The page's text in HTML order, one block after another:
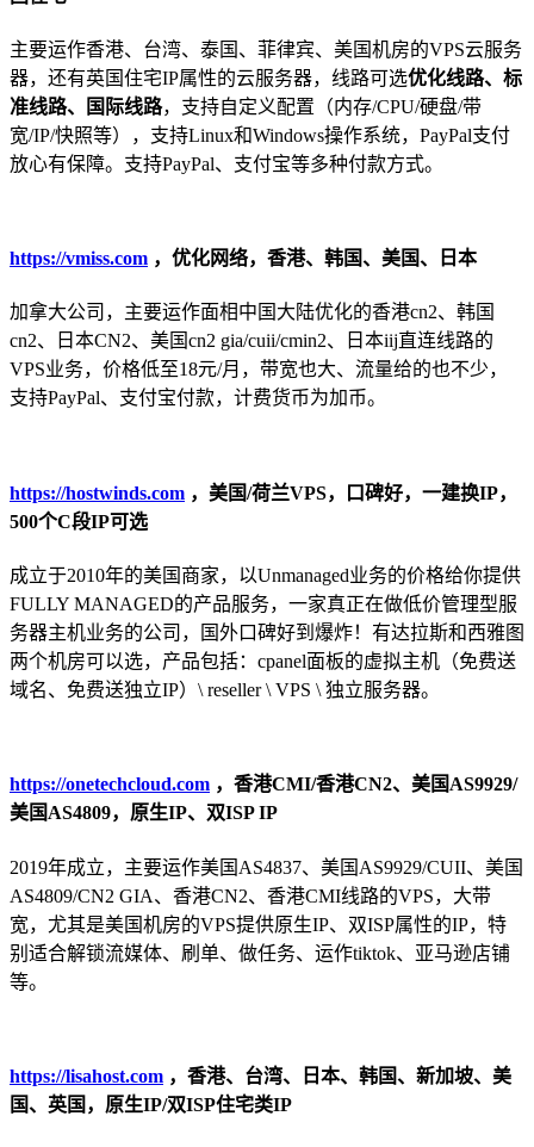
主要运作香港、台湾、泰国、菲律宾、美国机房的VPS云服务
器，还有英国住宅IP属性的云服务器，线路可选优化线路、标
准线路、国际线路，支持自定义配置（内存/CPU/硬盘/带
宽/IP/快照等），支持Linux和Windows操作系统，PayPal支付
放心有保障。支持PayPal、支付宝等多种付款方式。
https://vmiss.com ，优化网络，香港、韩国、美国、日本
加拿大公司，主要运作面相中国大陆优化的香港cn2、韩国
cn2、日本CN2、美国cn2 gia/cuii/cmin2、日本iij直连线路的
VPS业务，价格低至18元/月，带宽也大、流量给的也不少，
支持PayPal、支付宝付款，计费货币为加币。
https://hostwinds.com ，美国/荷兰VPS，口碑好，一建换IP，
500个C段IP可选
成立于2010年的美国商家，以Unmanaged业务的价格给你提供
FULLY MANAGED的产品服务，一家真正在做低价管理型服
务器主机业务的公司，国外口碑好到爆炸！有达拉斯和西雅图
两个机房可以选，产品包括：cpanel面板的虚拟主机（免费送
域名、免费送独立IP）\ reseller \ VPS \ 独立服务器。
https://onetechcloud.com ，香港CMI/香港CN2、美国AS9929/
美国AS4809，原生IP、双ISP IP
2019年成立，主要运作美国AS4837、美国AS9929/CUII、美国
AS4809/CN2 GIA、香港CN2、香港CMI线路的VPS，大带
宽，尤其是美国机房的VPS提供原生IP、双ISP属性的IP，特
别适合解锁流媒体、刷单、做任务、运作tiktok、亚马逊店铺
等。
https://lisahost.com ，香港、台湾、日本、韩国、新加坡、美
国、英国，原生IP/双ISP住宅类IP